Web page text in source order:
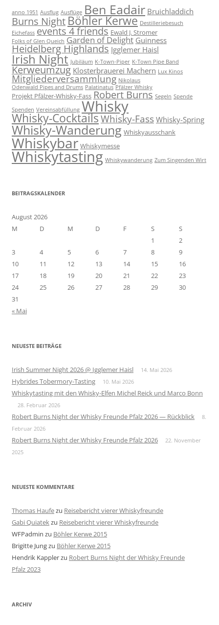
anno 1951 Ausflug Ausflüge Ben Eadair Bruichladdich
Burns Night Böhler Kerwe Destilleriebesuch
Eichefass events 4 friends Ewald J. Stromer
Folks of Glen Queich Garden of Delight Guinness
Heidelberg Highlands Igglemer Haisl
Irish Night Jubiläum K-Town-Piper K-Town Pipe Band
Kerweumzug Klosterbrauerei Machern Lux Kinos
Mitgliederversammlung Nikolaus
Odenwald Pipes and Drums Palatinatus Pfälzer Whisky
Projekt Pfälzer-Whisky-Fass Robert Burns Segeln Spende
Spenden Vereinsabfüllung Whisky
Whisky-CocktailsWhisky-Fass Whisky-Spring
Whisky-Wanderung Whiskyausschank
Whiskybar Whiskymesse
Whiskytasting Whiskywanderung Zum Singenden Wirt
BEITRAGSKALENDER
August 2026
M
D M D F S
S
1
2
3
4 5 6 7 8
9
10
11 12 13 14 15
16
17
18 19 20 21 22
23
24
25 26 27 28 29
30
31
« Mai
NEUESTE BEITRÄGE
Irish Summer Night 2026 @ Igglemer Haisl 14. Mai 2026
Hybrides Tobermory-Tasting 10. Mai 2026
Whiskytasting mit den Whisky-Elfen Michel Reick und Marco Bonn
28. Februar 2026
Robert Burns Night der Whisky Freunde Pfalz 2026 — Rückblick
8.
Februar 2026
Robert Burns Night der Whisky Freunde Pfalz 2026
22. November
2025
NEUESTE KOMMENTARE
Thomas Haufezu Reisebericht vierer Whiskyfreunde
Gabi Quiatek zu Reisebericht vierer Whiskyfreunde
WFPadmin zu Böhler Kerwe 2015
Brigitte Jungzu Böhler Kerwe 2015
Hendrik Kapplerzu Robert Burns Night der Whisky Freunde
Pfalz 2023
ARCHIV